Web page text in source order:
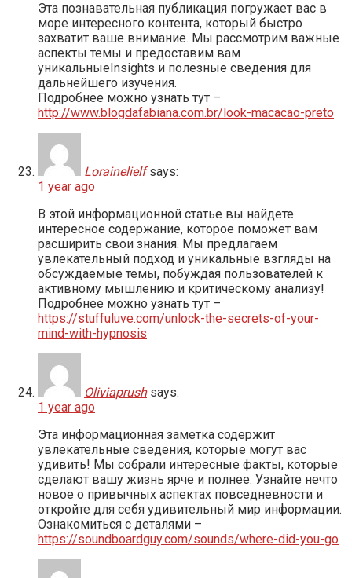
Эта познавательная публикация погружает вас в
море интересного контента, который быстро
захватит ваше внимание. Мы рассмотрим важные
аспекты темы и предоставим вам
уникальныеInsights и полезные сведения для
дальнейшего изучения.
Подробнее можно узнать тут –
http://www.blogdafabiana.com.br/look-macacao-preto
Lorainelielf says:
1 year ago
В этой информационной статье вы найдете
интересное содержание, которое поможет вам
расширить свои знания. Мы предлагаем
увлекательный подход и уникальные взгляды на
обсуждаемые темы, побуждая пользователей к
активному мышлению и критическому анализу!
Подробнее можно узнать тут –
https://stuffuluve.com/unlock-the-secrets-of-your-
mind-with-hypnosis
Oliviaprush says:
1 year ago
Эта информационная заметка содержит
увлекательные сведения, которые могут вас
удивить! Мы собрали интересные факты, которые
сделают вашу жизнь ярче и полнее. Узнайте нечто
новое о привычных аспектах повседневности и
откройте для себя удивительный мир информации.
Ознакомиться с деталями –
https://soundboardguy.com/sounds/where-did-you-go